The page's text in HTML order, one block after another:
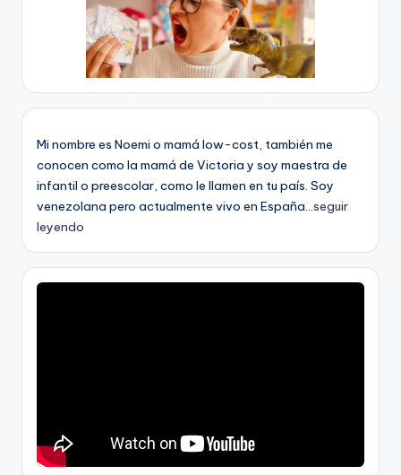
Mi nombre es Noemi o mamá low-cost, también me
conocen como la mamá de Victoria y soy maestra de
infantil o preescolar, como le llamen en tu país. Soy
venezolana pero actualmente vivo en España...seguir
leyendo